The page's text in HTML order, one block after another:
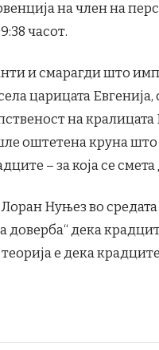
на член на
часот.
и смарагди што
царицата
на
оштетена круна што
– за која се
Нуњез во
доверба“ дека
е дека